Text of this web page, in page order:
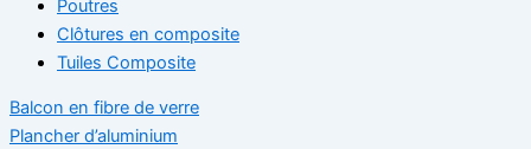
Poutres
Clôtures en composite
Tuiles Composite
Balcon en fibre de verre
Plancher d’aluminium